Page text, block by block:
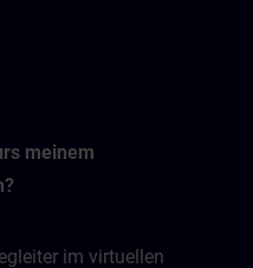
meinem
im virtuellen